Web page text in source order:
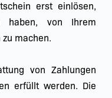
erst einlösen,
haben, von Ihrem
machen.
von Zahlungen
erfüllt werden. Die